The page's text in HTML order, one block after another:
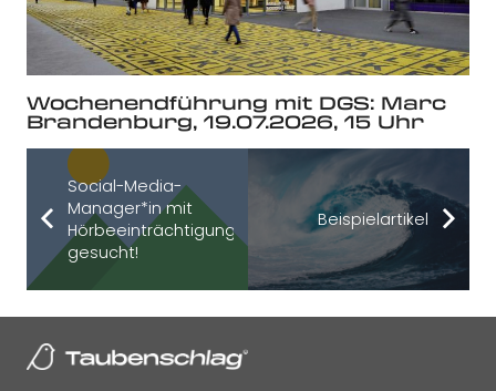
Wochenendführung mit DGS: Marc
Brandenburg, 19.07.2026, 15 Uhr
Social-Media-
Manager*in mit
Hörbeeinträchtigung
gesucht!
Beispielartikel